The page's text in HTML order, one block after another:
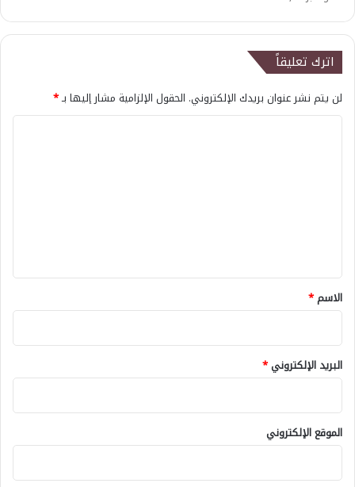
اترك تعليقاً
لن يتم نشر عنوان بريدك الإلكتروني. الحقول الإلزامية مشار إليها بـ*
*
الاسم*
البريد الإلكتروني*
الموقع الإلكتروني